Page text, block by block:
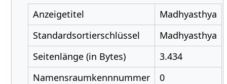
Anzeigetitel
Madhyasthya
Standardsortierschlüssel
Madhyasthya
Seitenlänge (in Bytes)
3.434
Namensraumkennnummer
0